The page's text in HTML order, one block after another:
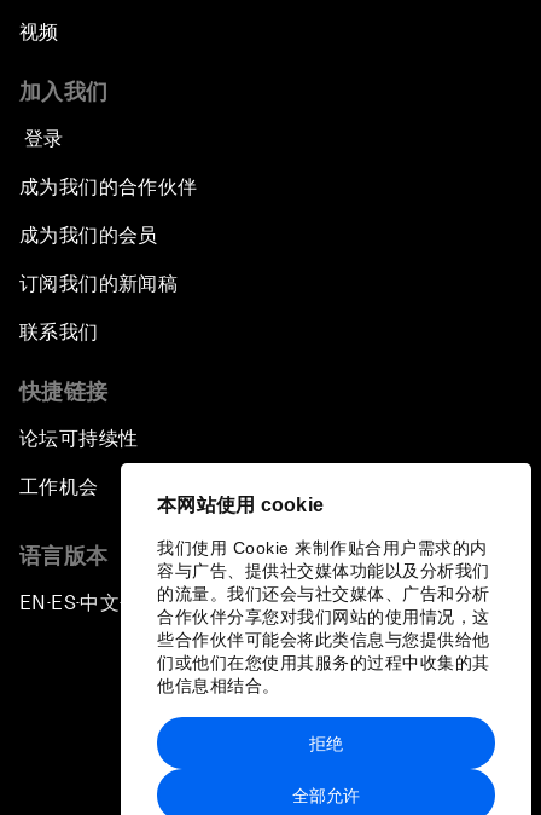
本网站使用 cookie
我们使用 Cookie 来制作贴合用户需求的内
容与广告、提供社交媒体功能以及分析我们
的流量。我们还会与社交媒体、广告和分析
合作伙伴分享您对我们网站的使用情况，这
些合作伙伴可能会将此类信息与您提供给他
们或他们在您使用其服务的过程中收集的其
他信息相结合。
全部允许
拒绝
视频
加入我们
登录
成为我们的合作伙伴
成为我们的会员
订阅我们的新闻稿
联系我们
快捷链接
论坛可持续性
工作机会
语言版本
EN ▪ES▪中文▪ 日本語
站点地图